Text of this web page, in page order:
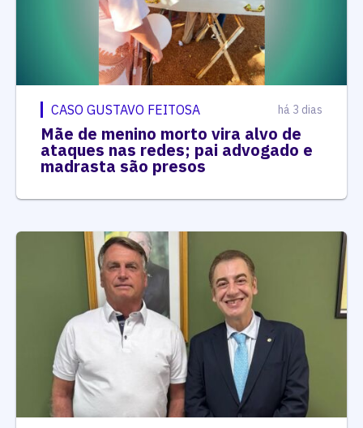
CASO GUSTAVO FEITOSA há 3 dias
Mãe de menino morto vira alvo de
ataques nas redes; pai advogado e
madrasta são presos